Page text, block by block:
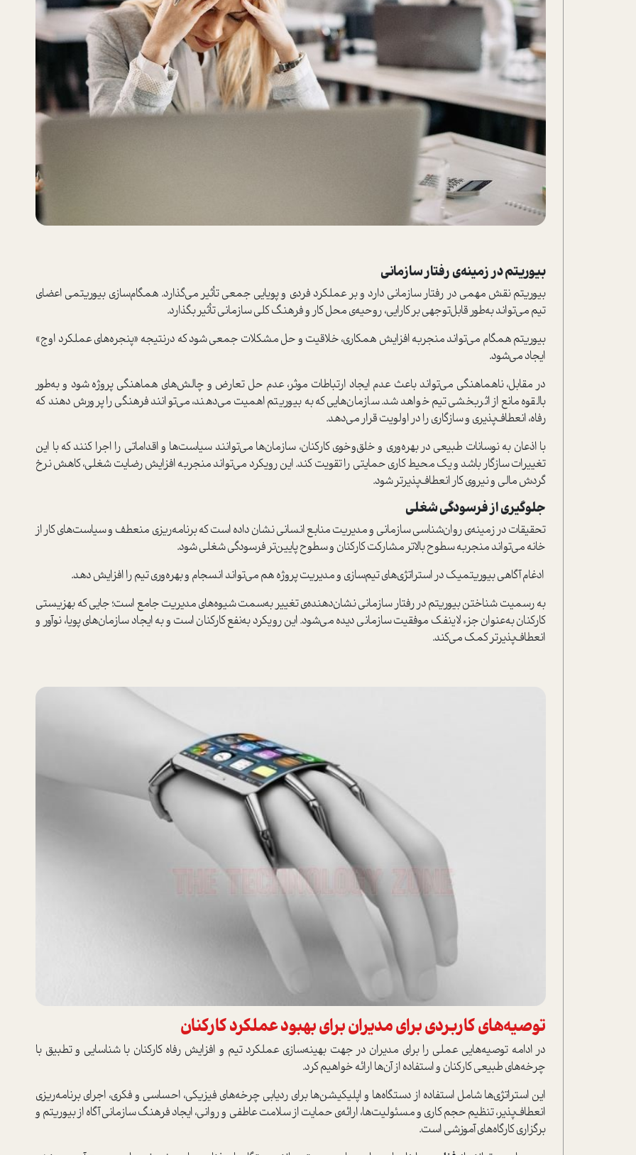
بیوریتم‌ در زمینه‌ی رفتار سازمانی
بیوریتم‌ نقش مهمی در رفتار سازمانی دارد و بر عملکرد فردی و پویایی جمعی تأثیر می‌گذارد. همگام‌سازی بیوریتمی اعضای
تیم می‌تواند به‌طور قابل‌توجهی بر کارایی، روحیه‌ی محل کار و فرهنگ کلی سازمانی تأثیر بگذارد.
بیوریتم‌ همگام می‌تواند منجر‌به افزایش همکاری، خلاقیت و حل مشکلات جمعی شود که در‌نتیجه «پنجره‌های عملکرد اوج»
ایجاد می‌شود.
در مقابل، ناهماهنگی می‌تواند باعث عدم ایجاد ارتباطات موثر، عدم حل تعارض و چالش‌های هماهنگی پروژه شود و به‌طور
بالقوه مانع از اثربخشی تیم خواهد شد. سازمان‌هایی که به بیوریتم‌ اهمیت می‌دهند، می‌توانند فرهنگی را پرورش دهند که
رفاه، انعطاف‌پذیری و سازگاری را در اولویت قرار می‌دهد.
با اذعان به نوسانات طبیعی در بهره‌وری و خلق‌و‌خوی کارکنان، سازمان‌ها می‌توانند سیا‌ست‌ها و اقداماتی را اجرا کنند که با این
تغییرات سازگار باشد و یک محیط کاری حمایتی را تقویت کند. این رویکرد می‌تواند منجر‌به افزایش رضایت شغلی، کاهش نرخ
گردش مالی و نیروی کار انعطاف‌پذیرتر شود.
جلوگیری از فرسودگی شغلی
تحقیقات در زمینه‌ی روان‌شناسی سازمانی و مدیریت منابع انسانی نشان داده ا‌ست که برنامه‌ریزی منعطف و سیا‌ست‌های کار از
خانه می‌تواند منجر‌به سطوح بالاتر مشارکت کارکنان و سطوح پایین‌تر فرسودگی شغلی شود.
ادغام آگاهی بیوریتمیک در ا‌ستراتژی‌های تیم‌سازی و مدیریت پروژه هم می‌تواند انسجام و بهره‌وری تیم را افزایش دهد.
به رسمیت شناختن بیوریتم‌ در رفتار سازمانی نشان‌دهنده‌ی تغییر به‌سمت شیوه‌های مدیریت جامع‌ ا‌ست؛ جایی که بهزیستی
کارکنان به‌عنوان جزء لاینفک موفقیت سازمانی دیده می‌شود. این رویکرد به‌نفع کارکنان ا‌ست و به ایجاد سازمان‌های پویا، نوآور و
انعطاف‌پذیرتر کمک می‌کند.
توصیه‌های کاربردی برای مدیران برای بهبود عملکرد کارکنان
در ادامه توصیه‌هایی عملی را برای مدیران در جهت بهینه‌سازی عملکرد تیم و افزایش رفاه کارکنان با شناسایی و تطبیق با
چرخه‌های طبیعی کارکنان و ا‌ستفاده از آن‌ها ارائه خواهیم کرد.
این ا‌ستراتژی‌ها شامل ا‌ستفاده از دستگاه‌ها و اپلیکیشن‌ها برای ردیابی چرخه‌های فیزیکی، احساسی و فکری، اجرای برنامه‌ریزی
انعطاف‌پذیر، تنظیم حجم کاری و مسئولیت‌ها، ارائه‌ی حمایت از سلامت عاطفی و روانی، ایجاد فرهنگ سازمانی آگاه از بیوریتم و
برگزاری کارگاه‌های آموزشی ا‌ست.